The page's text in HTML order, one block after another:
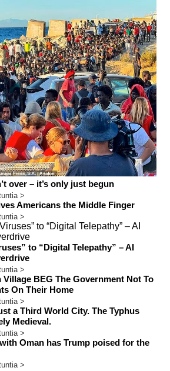
over – it’s only just begun
>
Americans the Middle Finger
>
to “Digital Telepathy” – AI
>
BEG The Government Not To
On Their Home
>
a Third World City. The Typhus
Medieval.
>
Oman has Trump poised for the
>